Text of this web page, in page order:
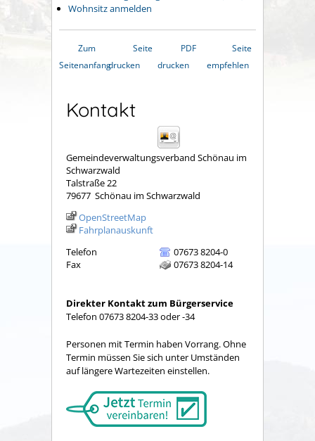
Wohnsitz anmelden
Zum
Seitenanfang
Seite
drucken
PDF
drucken
Seite
empfehlen
Kontakt
Gemeindeverwaltungsverband Schönau im
Schwarzwald
Talstraße 22
79677 Schönau im Schwarzwald
OpenStreetMap
Fahrplanauskunft
Telefon
07673 8204-0
Fax
07673 8204-14
Direkter Kontakt zum Bürgerservice
Telefon 07673 8204-33 oder -34
Personen mit Termin haben Vorrang. Ohne
Termin müssen Sie sich unter Umständen
auf längere Wartezeiten einstellen.